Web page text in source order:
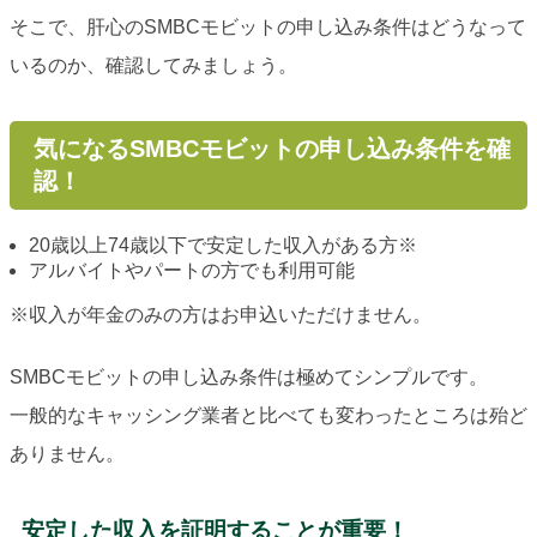
そこで、肝心のSMBCモビットの申し込み条件はどうなって
いるのか、確認してみましょう。
気になるSMBCモビットの申し込み条件を確
認！
20歳以上74歳以下で安定した収入がある方※
アルバイトやパートの方でも利用可能
※収入が年金のみの方はお申込いただけません。
SMBCモビットの申し込み条件は極めてシンプルです。
一般的なキャッシング業者と比べても変わったところは殆ど
ありません。
安定した収入を証明することが重要！